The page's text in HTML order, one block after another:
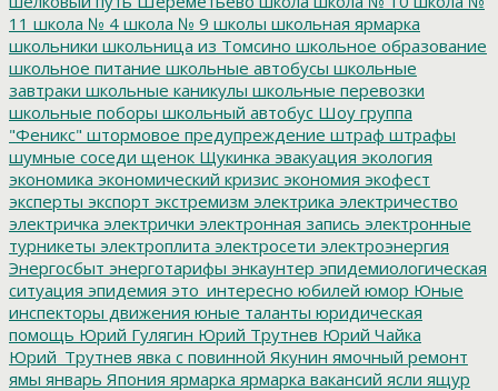
11 школа № 4 школа № 9 школы школьная ярмарка
школьники школьница из Томсино школьное образование
школьное питание школьные автобусы школьные
завтраки школьные каникулы школьные перевозки
школьные поборы школьный автобус Шоу группа
"Феникс" штормовое предупреждение штраф штрафы
шумные соседи щенок Щукинка эвакуация экология
экономика экономический кризис экономия экофест
эксперты экспорт экстремизм электрика электричество
электричка электрички электронная запись электронные
турникеты электроплита электросети электроэнергия
Энергосбыт энерготарифы энкаунтер эпидемиологическая
ситуация эпидемия это_интересно юбилей юмор Юные
инспекторы движения юные таланты юридическая
помощь Юрий Гулягин Юрий Трутнев Юрий Чайка
Юрий_Трутнев явка с повинной Якунин ямочный ремонт
ямы январь Япония ярмарка ярмарка вакансий ясли ящур